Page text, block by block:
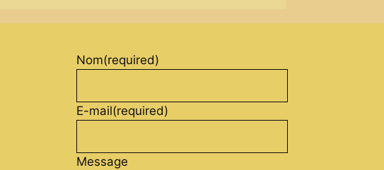
Nom(required)
E-mail(required)
Message